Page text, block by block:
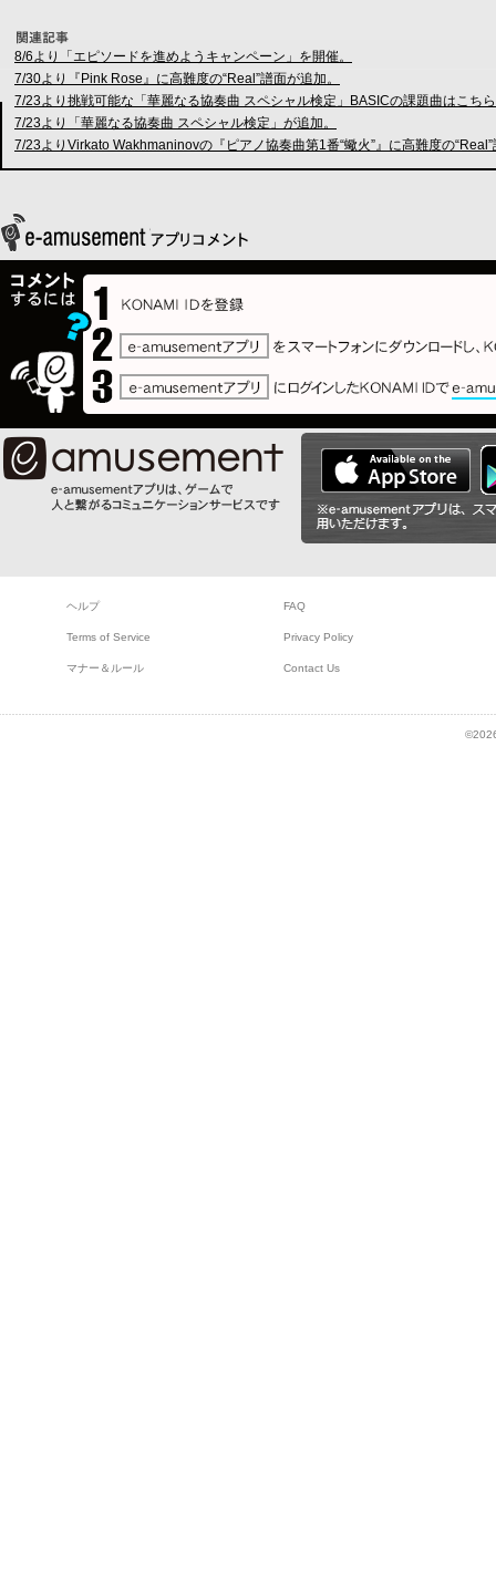
8/6より「エピソードを進めようキャンペーン」を開催。
7/30より『Pink Rose』に高難度の“Real”譜面が追加。
7/23より挑戦可能な「華麗なる協奏曲 スペシャル検定」BASICの課題曲はこち
7/23より「華麗なる協奏曲 スペシャル検定」が追加。
7/23よりVirkato Wakhmaninovの『ピアノ協奏曲第1番“蠍火”』に高難度の
ヘルプ FAQ
Terms of Service Privacy Policy
マナー＆ルール Contact Us